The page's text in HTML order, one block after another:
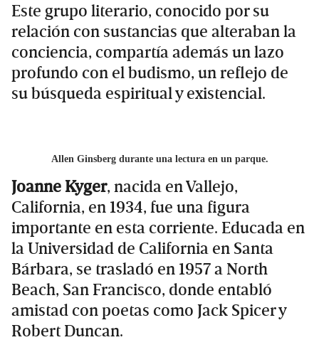
Este grupo literario, conocido por su
relación con sustancias que alteraban la
conciencia, compartía además un lazo
profundo con el budismo, un reflejo de
su búsqueda espiritual y existencial.
Allen Ginsberg durante una lectura en un parque.
Joanne Kyger, nacida en Vallejo,
California, en 1934, fue una figura
importante en esta corriente. Educada en
la Universidad de California en Santa
Bárbara, se trasladó en 1957 a North
Beach, San Francisco, donde entabló
amistad con poetas como Jack Spicer y
Robert Duncan.